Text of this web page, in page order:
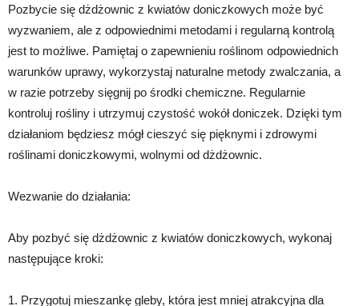
Pozbycie się dżdżownic z kwiatów doniczkowych może być
wyzwaniem, ale z odpowiednimi metodami i regularną kontrolą
jest to możliwe. Pamiętaj o zapewnieniu roślinom odpowiednich
warunków uprawy, wykorzystaj naturalne metody zwalczania, a
w razie potrzeby sięgnij po środki chemiczne. Regularnie
kontroluj rośliny i utrzymuj czystość wokół doniczek. Dzięki tym
działaniom będziesz mógł cieszyć się pięknymi i zdrowymi
roślinami doniczkowymi, wolnymi od dżdżownic.
Wezwanie do działania:
Aby pozbyć się dżdżownic z kwiatów doniczkowych, wykonaj
następujące kroki:
1. Przygotuj mieszankę gleby, która jest mniej atrakcyjna dla